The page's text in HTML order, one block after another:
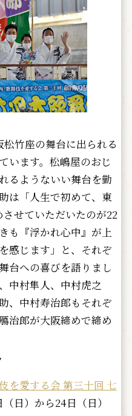
竹座の舞台に出られる
います。松嶋屋のおじ
るようないい舞台を勤
は「人生で初めて、東
せていただいたのが22
も『浮かれ心中』が上
感じます」と、それぞ
台への喜びを語りまし
中村隼人、中村虎之
、中村寿治郎もそれぞ
治郎が大阪締めで締め
を愛する会 第三十回 七
日）から24日（日）